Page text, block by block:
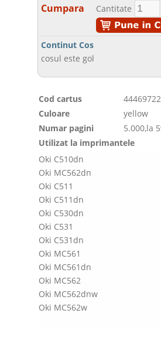
Cumpara Cantitate
Continut Cos
cosul este gol
Cod cartus
44469722
Culoare
yellow
Numar pagini
5.000,la
Utilizat la imprimantele
Oki C510dn
Oki MC562dn
Oki C511
Oki C511dn
Oki C530dn
Oki C531
Oki C531dn
Oki MC561
Oki MC561dn
Oki MC562
Oki MC562dnw
Oki MC562w